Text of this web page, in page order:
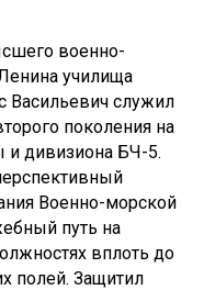
военно-
училища
Васильевич служил
поколения на
и дивизиона БЧ-5.
Военно-морской
путь на
вплоть до
полей. Защитил